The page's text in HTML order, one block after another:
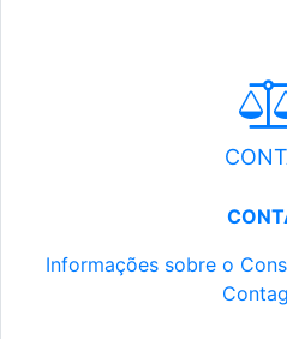
Informações sobre o